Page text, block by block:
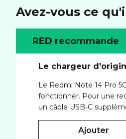
Avez-vous ce
RED recommande
Le chargeur
Le Redmi Note 14 Pro
fonctionner. Pour une
un câble USB-C
ajouter